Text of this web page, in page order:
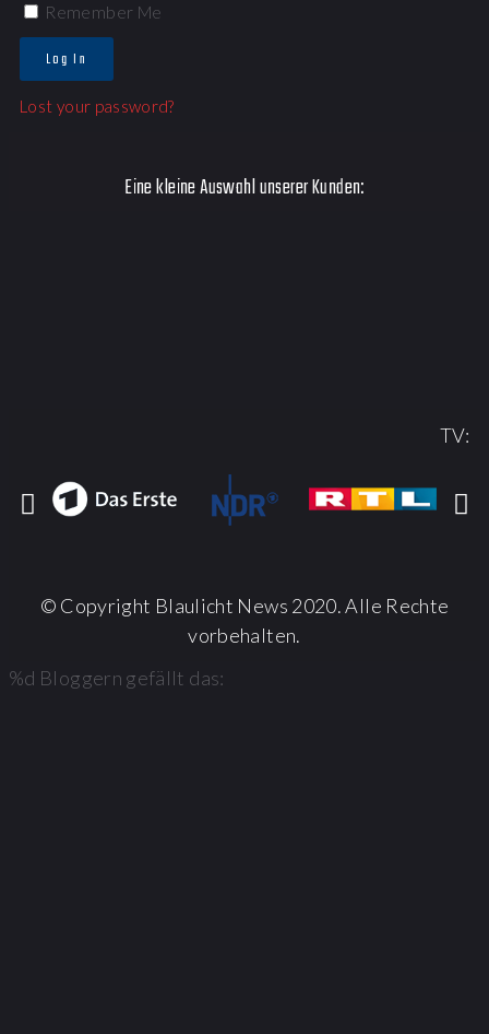
Remember Me
Log In
Lost your password?
Eine kleine Auswahl unserer Kunden:
TV:
© Copyright Blaulicht News 2020. Alle Rechte
vorbehalten.
%d Bloggern gefällt das: